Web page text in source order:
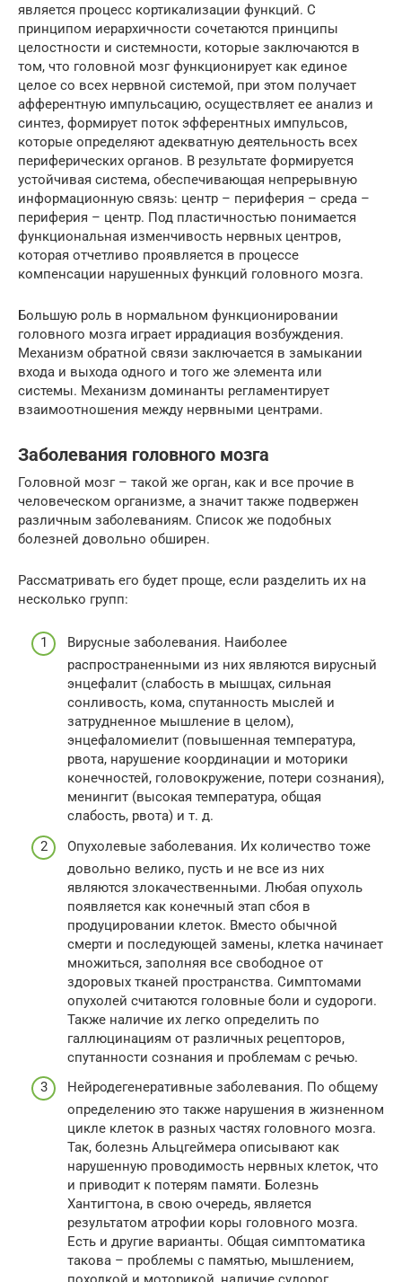
является процесс кортикализации функций. С
принципом иерархичности сочетаются принципы
целостности и системности, которые заключаются в
том, что головной мозг функционирует как единое
целое со всех нервной системой, при этом получает
афферентную импульсацию, осуществляет ее анализ и
синтез, формирует поток эфферентных импульсов,
которые определяют адекватную деятельность всех
периферических органов. В результате формируется
устойчивая система, обеспечивающая непрерывную
информационную связь: центр – периферия – среда –
периферия – центр. Под пластичностью понимается
функциональная изменчивость нервных центров,
которая отчетливо проявляется в процессе
компенсации нарушенных функций головного мозга.
Большую роль в нормальном функционировании
головного мозга играет иррадиация возбуждения.
Механизм обратной связи заключается в замыкании
входа и выхода одного и того же элемента или
системы. Механизм доминанты регламентирует
взаимоотношения между нервными центрами.
Заболевания головного мозга
Головной мозг – такой же орган, как и все прочие в
человеческом организме, а значит также подвержен
различным заболеваниям. Список же подобных
болезней довольно обширен.
Рассматривать его будет проще, если разделить их на
несколько групп:
Вирусные заболевания. Наиболее
распространенными из них являются вирусный
энцефалит (слабость в мышцах, сильная
сонливость, кома, спутанность мыслей и
затрудненное мышление в целом),
энцефаломиелит (повышенная температура,
рвота, нарушение координации и моторики
конечностей, головокружение, потери сознания),
менингит (высокая температура, общая
слабость, рвота) и т. д.
Опухолевые заболевания. Их количество тоже
довольно велико, пусть и не все из них
являются злокачественными. Любая опухоль
появляется как конечный этап сбоя в
продуцировании клеток. Вместо обычной
смерти и последующей замены, клетка начинает
множиться, заполняя все свободное от
здоровых тканей пространства. Симптомами
опухолей считаются головные боли и судороги.
Также наличие их легко определить по
галлюцинациям от различных рецепторов,
спутанности сознания и проблемам с речью.
Нейродегенеративные заболевания. По общему
определению это также нарушения в жизненном
цикле клеток в разных частях головного мозга.
Так, болезнь Альцгеймера описывают как
нарушенную проводимость нервных клеток, что
и приводит к потерям памяти. Болезнь
Хантигтона, в свою очередь, является
результатом атрофии коры головного мозга.
Есть и другие варианты. Общая симптоматика
такова – проблемы с памятью, мышлением,